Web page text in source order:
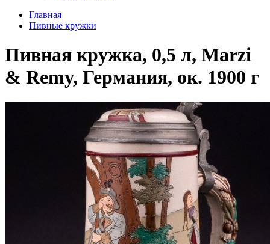
Главная
Пивные кружки
Пивная кружка, 0,5 л, Marzi
& Remy, Германия, ок. 1900 г